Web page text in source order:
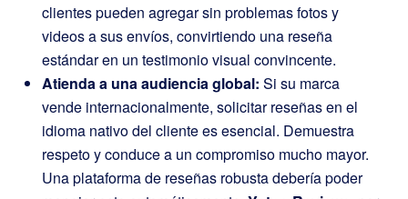
clientes pueden agregar sin problemas fotos y
videos a sus envíos, convirtiendo una reseña
estándar en un testimonio visual convincente.
Atienda a una audiencia global: Si su marca
vende internacionalmente, solicitar reseñas en el
idioma nativo del cliente es esencial. Demuestra
respeto y conduce a un compromiso mucho mayor.
Una plataforma de reseñas robusta debería poder